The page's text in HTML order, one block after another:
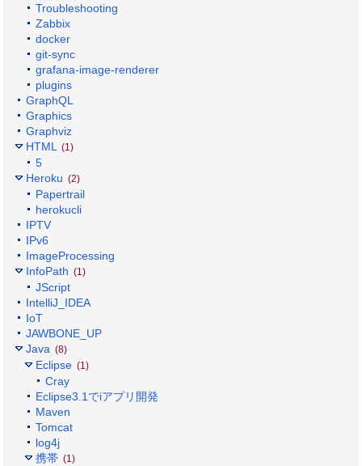
Troubleshooting
Zabbix
docker
git-sync
grafana-image-renderer
plugins
GraphQL
Graphics
Graphviz
HTML
(1)
5
Heroku (2)
Papertrail
herokucli
IPTV
IPv6
ImageProcessing
InfoPath (1)
JScript
IntelliJ_IDEA
IoT
JAWBONE_UP
Java (8)
Eclipse (1)
Cray
Eclipse3.1でiアプリ開発
Maven
Tomcat
log4j
携帯 (1)